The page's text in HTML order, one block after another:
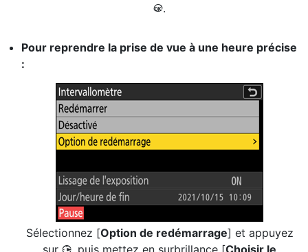
J.
Pour reprendre la prise de vue à une heure précise
:
Sélectionnez [Option de redémarrage] et appuyez
sur
, puis mettez en surbrillance [Choisir le